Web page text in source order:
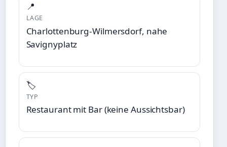
📍
LAGE
Charlottenburg-Wilmersdorf, nahe
Savignyplatz
🏷️
TYP
Restaurant mit Bar (keine Aussichtsbar)